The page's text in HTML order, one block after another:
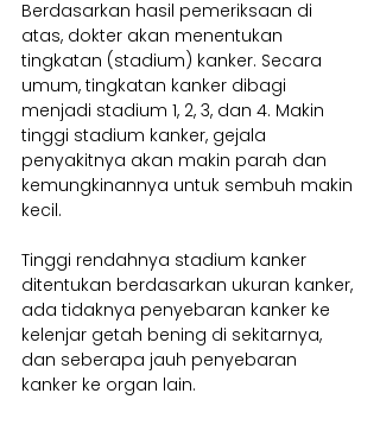
Berdasarkan hasil pemeriksaan di
atas, dokter akan menentukan
tingkatan (stadium) kanker. Secara
umum, tingkatan kanker dibagi
menjadi stadium 1, 2, 3, dan 4. Makin
tinggi stadium kanker, gejala
penyakitnya akan makin parah dan
kemungkinannya untuk sembuh makin
kecil.
Tinggi rendahnya stadium kanker
ditentukan berdasarkan ukuran kanker,
ada tidaknya penyebaran kanker ke
kelenjar getah bening di sekitarnya,
dan seberapa jauh penyebaran
kanker ke organ lain.